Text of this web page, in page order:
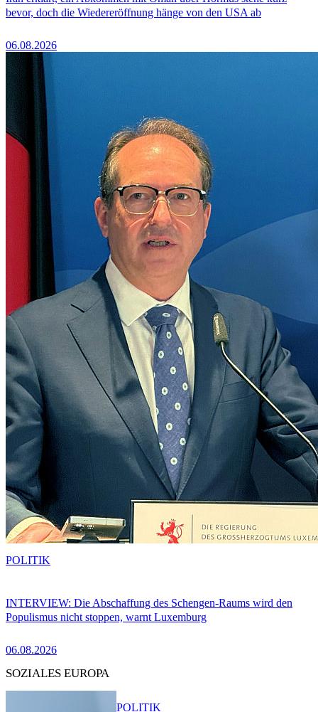
bevor, doch die Wiedereröffnung hänge von den USA ab
06.08.2026
INTERVIEW: Die Abschaffung des Schengen-Raums wird den
Populismus nicht stoppen, warnt Luxemburg
06.08.2026
POLITIK
SOZIALES EUROPA
POLITIK